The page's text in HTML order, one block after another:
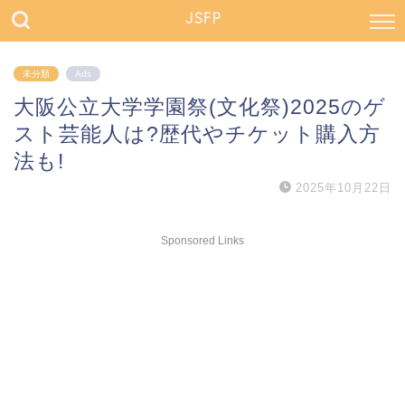
JSFP
未分類 Ads
大阪公立大学学園祭(文化祭)2025のゲ
スト芸能人は?歴代やチケット購入方
法も!
2025年10月22日
Sponsored Links